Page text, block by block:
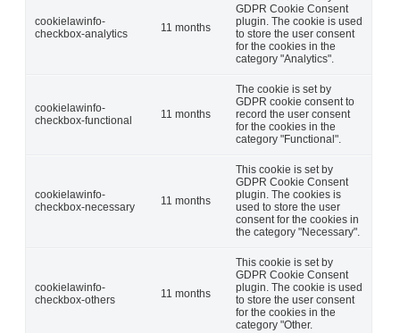
cookielawinfo-
checkbox-analytics
11 months
GDPR Cookie Consent
plugin. The cookie is used
to store the user consent
for the cookies in the
category "Analytics".
cookielawinfo-
checkbox-functional
11 months
The cookie is set by
GDPR cookie consent to
record the user consent
for the cookies in the
category "Functional".
cookielawinfo-
checkbox-necessary
11 months
This cookie is set by
GDPR Cookie Consent
plugin. The cookies is
used to store the user
consent for the cookies in
the category "Necessary".
cookielawinfo-
checkbox-others
11 months
This cookie is set by
GDPR Cookie Consent
plugin. The cookie is used
to store the user consent
for the cookies in the
category "Other.